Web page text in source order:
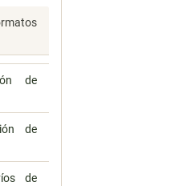
de
de
de